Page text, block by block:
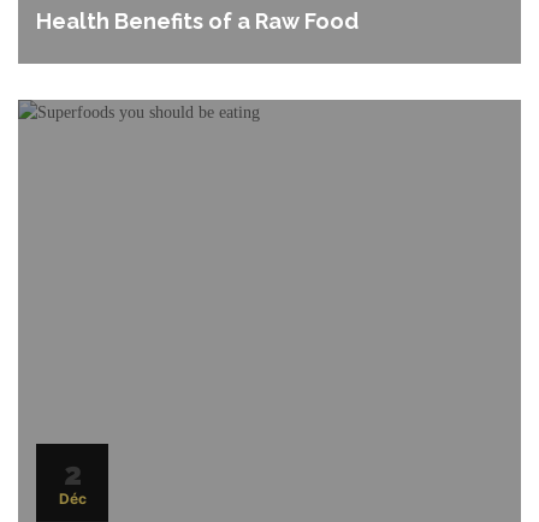
Health Benefits of a Raw Food
2
Déc